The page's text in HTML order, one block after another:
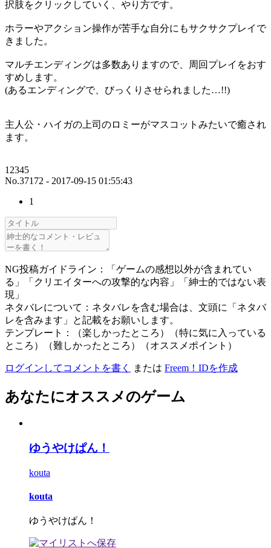
択肢をクリックしていく、やり方です。
ホラーやアクション操作が苦手な自分にもサクサクプレイで
きました。
マルチエンディングは多数ありますので、周回プレイをおす
すめします。
(あるエンディングで、びっくりさせられました…!!)
主人公・ハイガの上司のロミーがマスコットみたいで癒され
ます。
12345
No.37172 - 2017-09-15 01:55:43
1
NG投稿ガイドライン：「ゲームの感想以外が含まれてい
る」「クリエイターへの攻撃的な内容」「紳士的ではない表
現」
ネタバレについて：ネタバレを含む場合は、文頭に「ネタバ
レを含みます」と記載をお願いします。
テンプレート：（楽しかったところ）（特に気に入っている
ところ）（難しかったところ）（オススメポイント）
ログインしてコメントを書く または Freem！IDを作成
あなたにオススメのゲーム
ゆうやけぱん！
kouta
kouta
ゆうやけぱん！